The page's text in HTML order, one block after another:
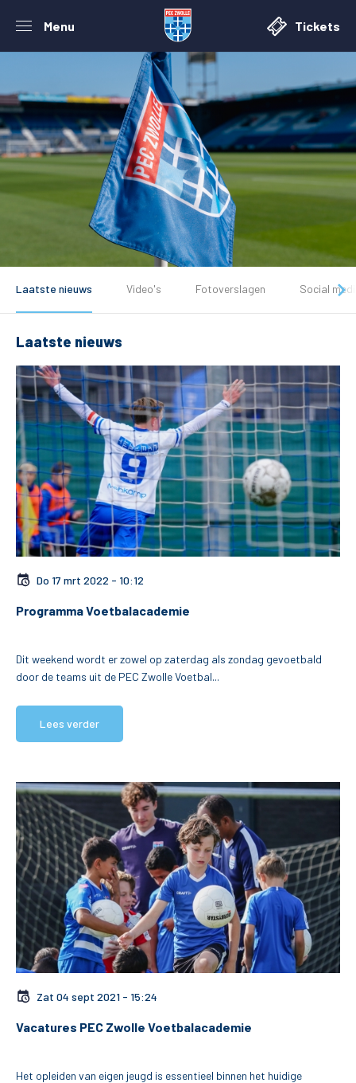
Menu Tickets
De club
Matchdays
Supporters
Business
MVO & Regio
Fanshop
Laatste nieuws Video's Fotoverslagen Social
Laatste nieuws
Do 17 mrt 2022 - 10:12
Programma Voetbalacademie
Dit weekend wordt er zowel op zaterdag als zondag gevoetbald
door de teams uit de PEC Zwolle Voetbal...
Lees verder
Zat 04 sept 2021 - 15:24
Vacatures PEC Zwolle Voetbalacademie
Het opleiden van eigen jeugd is essentieel binnen het huidige